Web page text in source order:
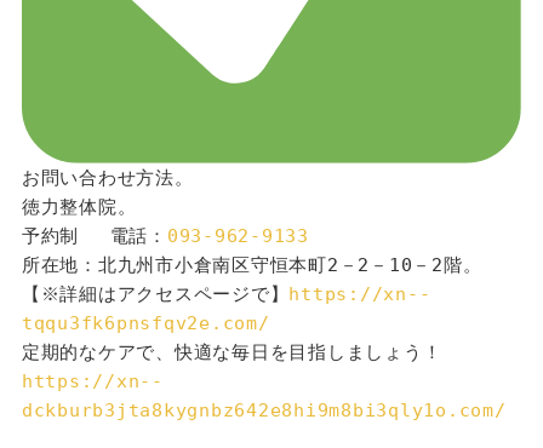
お問い合わせ方法。
徳力整体院。
予約制 　電話： 093-962-9133
所在地：北九州市小倉南区守恒本町2－2－10－2階。
【※詳細はアクセスページで】 https://xn--
tqqu3fk6pnsfqv2e.com/
定期的なケアで、快適な毎日を目指しましょう！
https://xn--
dckburb3jta8kygnbz642e8hi9m8bi3qly1o.com/